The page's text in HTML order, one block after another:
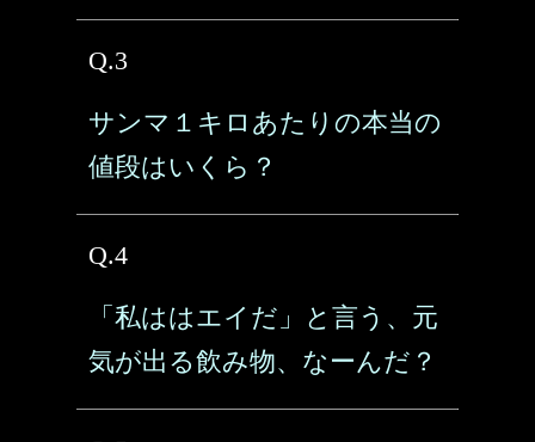
Q.3
サンマ１キロあたりの本当の
値段はいくら？
Q.4
「私ははエイだ」と言う、元
気が出る飲み物、なーんだ？